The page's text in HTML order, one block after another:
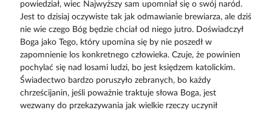
powiedział, wiec Najwyższy sam upomniał się o swój naród.
Jest to dzisiaj oczywiste tak jak odmawianie brewiarza, ale dziś
nie wie czego Bóg będzie chciał od niego jutro. Doświadczył
Boga jako Tego, który upomina się by nie poszedł w
zapomnienie los konkretnego człowieka. Czuje, że powinien
pochylać się nad losami ludzi, bo jest księdzem katolickim.
Świadectwo bardzo poruszyło zebranych, bo każdy
chrześcijanin, jeśli poważnie traktuje słowa Boga, jest
wezwany do przekazywania jak wielkie rzeczy uczynił